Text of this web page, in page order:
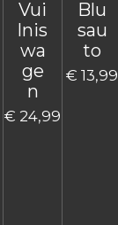
Vui
lnis
wa
ge
n
€ 24,99
Blu
sau
to
€ 13,99